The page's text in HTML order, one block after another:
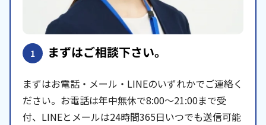
1 まずはご相談下さい。
まずはお電話・メール・LINEのいずれかでご連絡く
ださい。お電話は年中無休で8:00〜21:00まで受
付、LINEとメールは24時間365日いつでも送信可能